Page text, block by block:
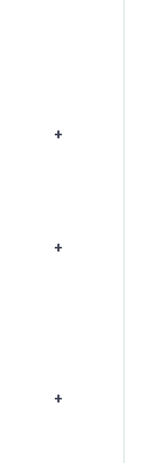
+
+
+